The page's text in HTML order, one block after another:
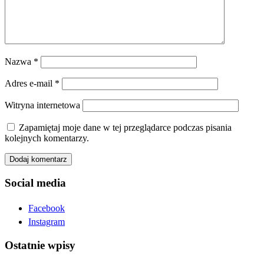
Nazwa *
Adres e-mail *
Witryna internetowa
Zapamiętaj moje dane w tej przeglądarce podczas pisania
kolejnych komentarzy.
Social media
Facebook
Instagram
Ostatnie wpisy